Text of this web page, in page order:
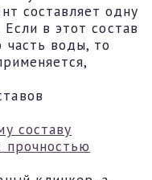
составляет одну
в этот состав
воды, то
составу
прочностью